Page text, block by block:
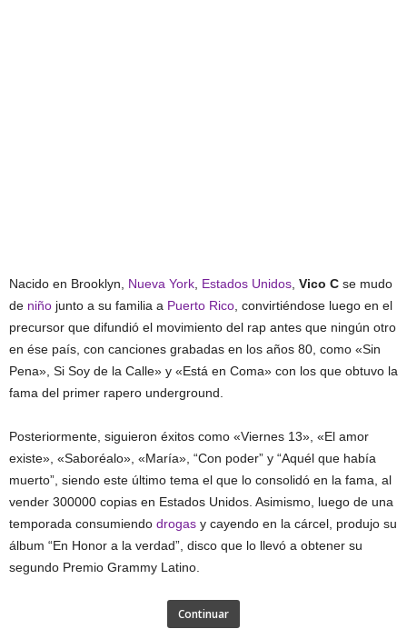
Nacido en Brooklyn, Nueva York, Estados Unidos, Vico C se mudo
de niño junto a su familia a Puerto Rico, convirtiéndose luego en el
precursor que difundió el movimiento del rap antes que ningún otro
en ése país, con canciones grabadas en los años 80, como «Sin
Pena», Si Soy de la Calle» y «Está en Coma» con los que obtuvo la
fama del primer rapero underground.
Posteriormente, siguieron éxitos como «Viernes 13», «El amor
existe», «Saboréalo», «María», “Con poder” y “Aquél que había
muerto”, siendo este último tema el que lo consolidó en la fama, al
vender 300000 copias en Estados Unidos. Asimismo, luego de una
temporada consumiendo drogas y cayendo en la cárcel, produjo su
álbum “En Honor a la verdad”, disco que lo llevó a obtener su
segundo Premio Grammy Latino.
Continuar